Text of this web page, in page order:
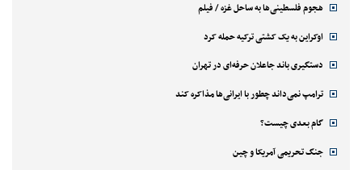
هجوم فلسطینی‌ها به ساحل غزه / فیلم
اوکراین به یک کشتی ترکیه حمله کرد
دستگیری باند جاعلان حرفه‌ای در تهران
ترامپ نمی‌داند چطور با ایرانی‌ها مذاکره کند
گام بعدی چیست؟
جنگ تحریمی آمریکا و چین